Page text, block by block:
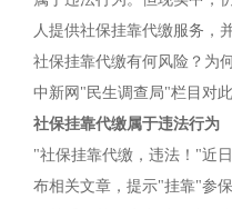
人提供社保挂靠代缴服务，
社保挂靠代缴有何风险？为
中新网"民生调查局"栏目对此
社保挂靠代缴属于违法行为
"社保挂靠代缴，违法！"近
布相关文章，提示"挂靠"参